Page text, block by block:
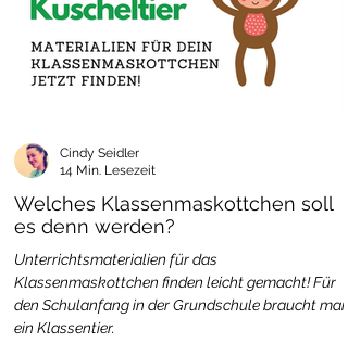
Welches Klassenmaskottchen soll
es denn werden?
Unterrichtsmaterialien für das
Klassenmaskottchen finden leicht gemacht! Für
den Schulanfang in der Grundschule braucht man
ein Klassentier.
Cindy Seidler
14 Min. Lesezeit